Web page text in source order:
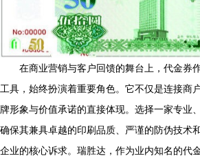
在商业营销与客户回馈的舞台上，代金券
工具，始终扮演着重要角色。它不仅是连接商
牌形象与价值承诺的直接体现。选择一家专业
确保其兼具卓越的印刷品质、严谨的防伪技术
企业的核心诉求。瑞胜达，作为业内知名的代